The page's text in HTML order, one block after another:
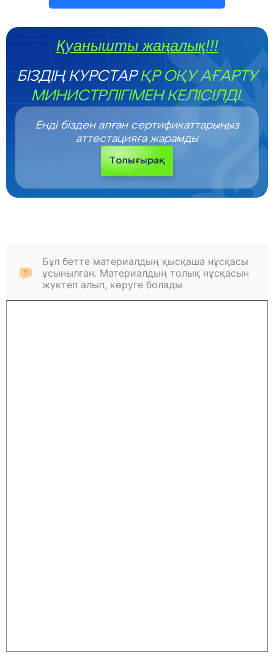
Қуанышты жаңалық!!!
БІЗДІҢ КУРСТАРҚР ОҚУ АҒАРТУ
МИНИСТРЛІГІМЕН КЕЛІСІЛДІ.
Енді бізден алған сертификаттарыңыз
аттестацияға жарамды
Толығырақ
Бұл бетте материалдың қысқаша нұсқасы
ұсынылған. Материалдың толық нұсқасын
жүктеп алып, көруге болады